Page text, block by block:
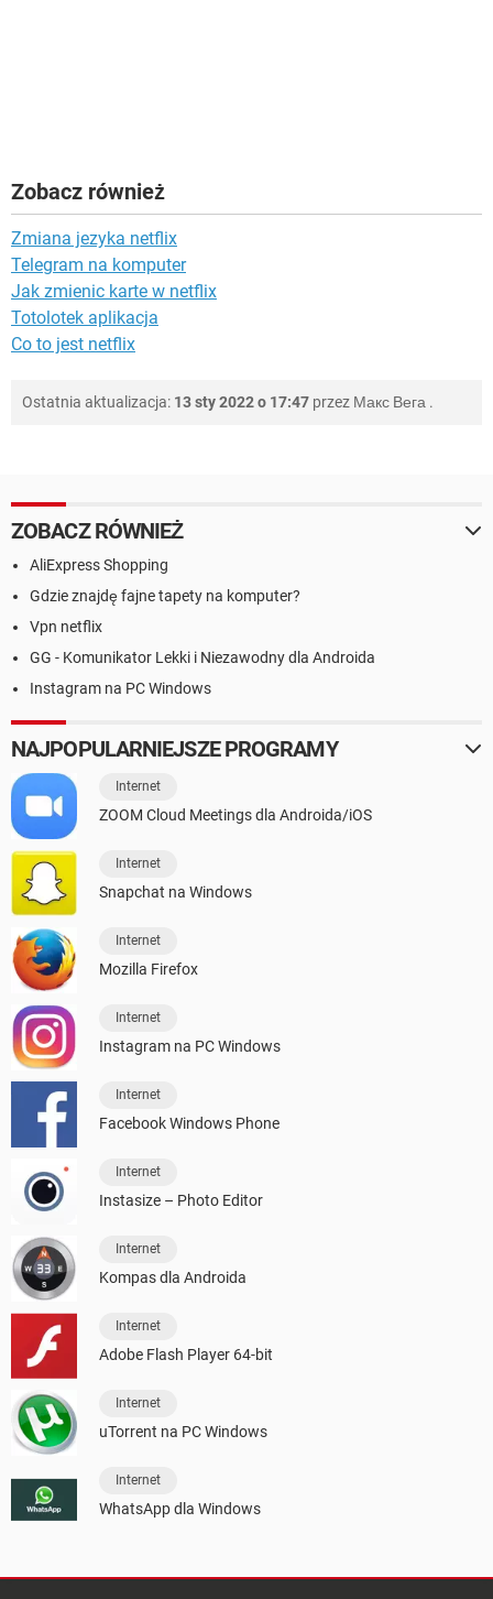
Zobacz również
Zmiana jezyka netflix
Telegram na komputer
Jak zmienic karte w netflix
Totolotek aplikacja
Co to jest netflix
Ostatnia aktualizacja: 13 sty 2022 o 17:47 przez Макс Вега .
ZOBACZ RÓWNIEŻ
AliExpress Shopping
Gdzie znajdę fajne tapety na komputer?
Vpn netflix
GG - Komunikator Lekki i Niezawodny dla Androida
Instagram na PC Windows
NAJPOPULARNIEJSZE PROGRAMY
Internet
ZOOM Cloud Meetings dla Androida/iOS
Internet
Snapchat na Windows
Internet
Mozilla Firefox
Internet
Instagram na PC Windows
Internet
Facebook Windows Phone
Internet
Instasize – Photo Editor
Internet
Kompas dla Androida
Internet
Adobe Flash Player 64-bit
Internet
uTorrent na PC Windows
Internet
WhatsApp dla Windows